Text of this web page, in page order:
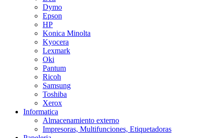
Dymo
Epson
HP
Konica Minolta
Kyocera
Lexmark
Oki
Pantum
Ricoh
Samsung
Toshiba
Xerox
Informatica
Almacenamiento externo
Impresoras, Multifunciones, Etiquetadoras